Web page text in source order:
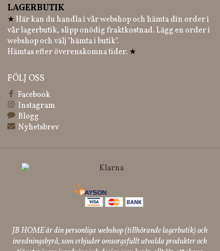
LAGERBUTIK
★ Här kan du handla i vår webshop och hämta din order i
vår lagerbutik, slipp onödig fraktkostnad. Lägg en order i
webshop och välj "hämta i butik".
Hämtas efter överenskomna tider. ★
FÖLJ OSS
Facebook
Instagram
Blogg
Nyhetsbrev
JB HOME är din personliga webshop (tillhörande lagerbutik) och
inredningsbyrå, som erbjuder omsorgsfullt utvalda produkter och